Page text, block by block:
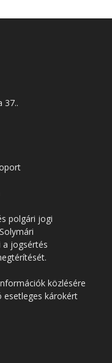
37..
polgári jogi
a jogsértés
közlésére
esetleges károkért